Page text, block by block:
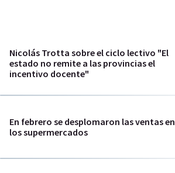
Nicolás Trotta sobre el ciclo lectivo "El
estado no remite a las provincias el
incentivo docente"
En febrero se desplomaron las ventas en
los supermercados